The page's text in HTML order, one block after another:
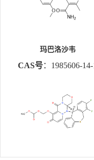
玛巴洛沙韦
CAS号：1985606-14-